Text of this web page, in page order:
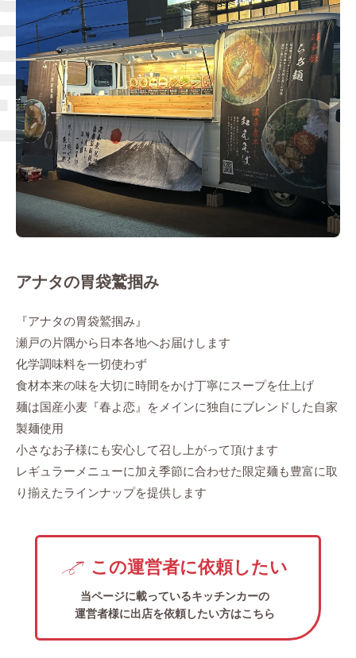
Q＆A
ブログ
アナタの胃袋鷲掴み
『アナタの胃袋鷲掴み』
瀬戸の片隅から日本各地へお届けします
化学調味料を一切使わず
食材本来の味を大切に時間をかけ丁寧にスープを仕上げ
麺は国産小麦『春よ恋』をメインに独自にブレンドした自家
製麺使用
小さなお子様にも安心して召し上がって頂けます
レギュラーメニューに加え季節に合わせた限定麺も豊富に取
り揃えたラインナップを提供します
この運営者に依頼したい
当ページに載っているキッチンカーの
運営者様に出店を依頼したい方はこちら